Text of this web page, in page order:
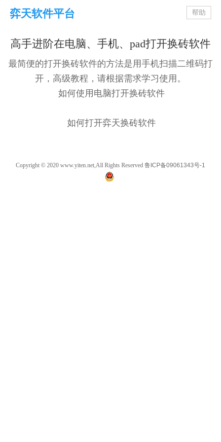
弈天软件平台 帮助
高手进阶在电脑、手机、pad打开换砖软件
最简便的打开换砖软件的方法是用手机扫描二维码打
开，高级教程，请根据需求学习使用。
如何使用电脑打开换砖软件
如何打开弈天换砖软件
Copyright © 2020 www.yiten.net,All Rights Reserved 鲁ICP备09061343号-1